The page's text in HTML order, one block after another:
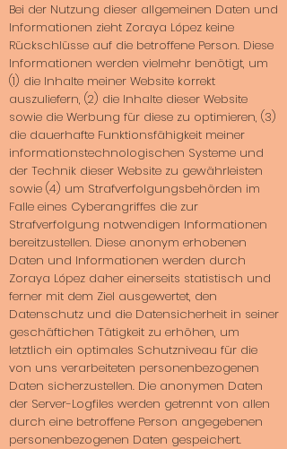
Bei der Nutzung dieser allgemeinen Daten und
Informationen zieht Zoraya López keine
Rückschlüsse auf die betroffene Person. Diese
Informationen werden vielmehr benötigt, um
(1) die Inhalte meiner Website korrekt
auszuliefern, (2) die Inhalte dieser Website
sowie die Werbung für diese zu optimieren, (3)
die dauerhafte Funktionsfähigkeit meiner
informationstechnologischen Systeme und
der Technik dieser Website zu gewährleisten
sowie (4) um Strafverfolgungsbehörden im
Falle eines Cyberangriffes die zur
Strafverfolgung notwendigen Informationen
bereitzustellen. Diese anonym erhobenen
Daten und Informationen werden durch
Zoraya López daher einerseits statistisch und
ferner mit dem Ziel ausgewertet, den
Datenschutz und die Datensicherheit in seiner
geschäftichen Tätigkeit zu erhöhen, um
letztlich ein optimales Schutzniveau für die
von uns verarbeiteten personenbezogenen
Daten sicherzustellen. Die anonymen Daten
der Server-Logfiles werden getrennt von allen
durch eine betroffene Person angegebenen
personenbezogenen Daten gespeichert.